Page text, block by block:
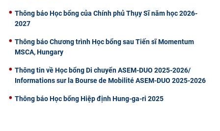
Thông báo Học bổng của Chính phủ Thụy Sĩ năm học 2026-
2027
Thông báo Chương trình Học bổng sau Tiến sĩ Momentum
MSCA, Hungary
Thông tin về Học bổng Di chuyển ASEM-DUO 2025-2026/
Informations sur la Bourse de Mobilité ASEM-DUO 2025-2026
Thông báo Học bổng Hiệp định Hung-ga-ri 2025